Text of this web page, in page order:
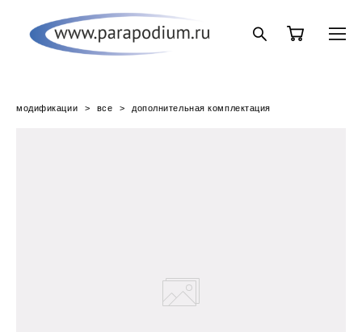
модификации > все > дополнительная комплектация